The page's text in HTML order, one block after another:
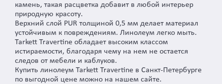
камень, такая расцветка добавит в любой интерьер
природную красоту.
Верхний слой PUR толщиной 0,5 мм делает материал
устойчивым к повреждениям. Линолеум легко мыть.
Tarkett Travertine обладает высоким классом
истираемости, благодаря чему на нем не остается
следов от мебели и каблуков.
Купить линолеум Tarkett Travertine в Санкт-Петербурге
по выгодной цене можно на нашем сайте.